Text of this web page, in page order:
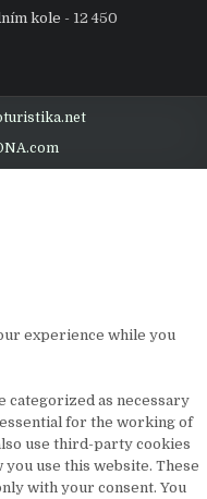
kole - 12 450
experience while you
categorized as necessary
for the working of
use third-party cookies
use this website. These
with your consent. You